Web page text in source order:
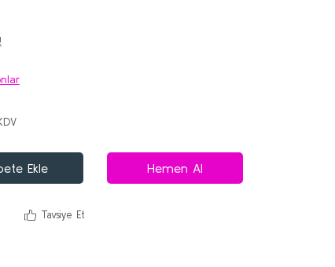
Ekle Hemen Al
Tavsiye Et